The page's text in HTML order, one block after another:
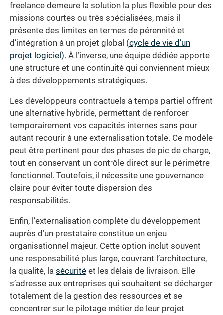
freelance demeure la solution la plus flexible pour des
missions courtes ou très spécialisées, mais il
présente des limites en termes de pérennité et
d’intégration à un projet global (cycle de vie d’un
projet logiciel ). À l’inverse, une équipe dédiée apporte
une structure et une continuité qui conviennent mieux
à des développements stratégiques.
Les développeurs contractuels à temps partiel offrent
une alternative hybride, permettant de renforcer
temporairement vos capacités internes sans pour
autant recourir à une externalisation totale. Ce modèle
peut être pertinent pour des phases de pic de charge,
tout en conservant un contrôle direct sur le périmètre
fonctionnel. Toutefois, il nécessite une gouvernance
claire pour éviter toute dispersion des
responsabilités.
Enfin, l’externalisation complète du développement
auprès d’un prestataire constitue un enjeu
organisationnel majeur. Cette option inclut souvent
une responsabilité plus large, couvrant l’architecture,
la qualité, la sécurité et les délais de livraison. Elle
s’adresse aux entreprises qui souhaitent se décharger
totalement de la gestion des ressources et se
concentrer sur le pilotage métier de leur projet